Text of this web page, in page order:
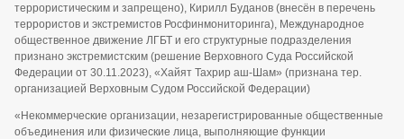
террористическим и запрещено), Кирилл Буданов (внесён в перечень
террористов и экстремистов Росфинмониторинга), Международное
общественное движение ЛГБТ и его структурные подразделения
признано экстремистским (решение Верховного Суда Российской
Федерации от 30.11.2023), «Хайят Тахрир аш-Шам» (признана тер.
организацией Верховным Судом Российской Федерации)
«Некоммерческие организации, незарегистрированные общественные
объединения или физические лица, выполняющие функции